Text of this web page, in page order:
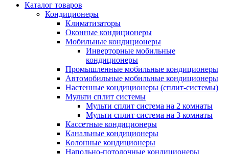
Каталог товаров
Кондиционеры
Климатизаторы
Оконные кондиционеры
Мобильные кондиционеры
Инверторные мобильные
кондиционеры
Промышленные мобильные кондиционеры
Автомобильные мобильные кондиционеры
Настенные кондиционеры (сплит-системы)
Мульти сплит системы
Мульти сплит система на 2 комнаты
Мульти сплит система на 3 комнаты
Кассетные кондиционеры
Канальные кондиционеры
Колонные кондиционеры
Напольно-потолочные кондиционеры